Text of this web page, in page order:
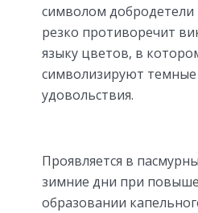
символом добродетели
резко противоречит
языку цветов, в
символизируют
удовольствия.
Проявляется в
зимние дни при
образовании